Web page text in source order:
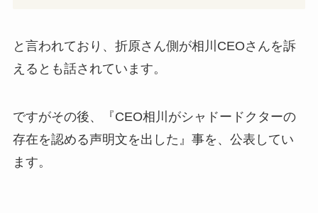
と言われており、折原さん側が相川CEOさんを訴
えるとも話されています。
ですがその後、『CEO相川がシャドードクターの
存在を認める声明文を出した』事を、公表してい
ます。